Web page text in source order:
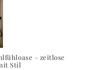
– zeitlose
Stil